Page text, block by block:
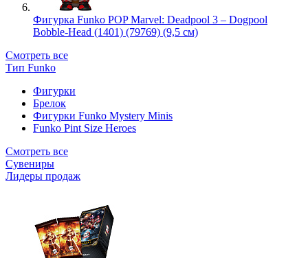
Фигурка Funko POP Marvel: Deadpool 3 – Dogpool
Bobble-Head (1401) (79769) (9,5 см)
Смотреть все
Тип Funko
Фигурки
Брелок
Фигурки Funko Mystery Minis
Funko Pint Size Heroes
Смотреть все
Сувениры
Лидеры продаж